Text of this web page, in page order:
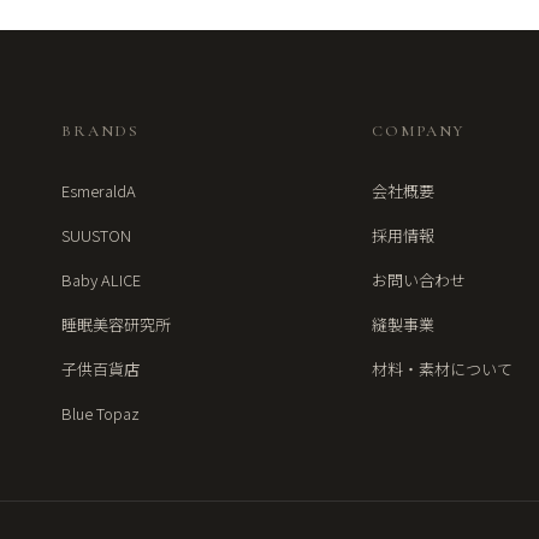
BRANDS
EsmeraldA
SUUSTON
Baby ALICE
睡眠美容研究所
子供百貨店
Blue Topaz
COMPANY
会社概要
採用情報
お問い合わせ
縫製事業
材料・素材について